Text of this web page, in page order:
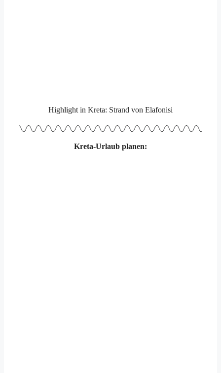
Highlight in Kreta: Strand von Elafonisi
Kreta-Urlaub planen: